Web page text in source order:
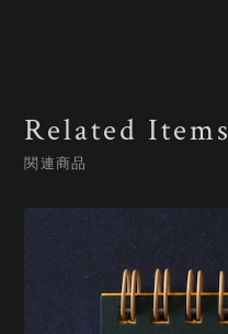
Related Items
関連商品